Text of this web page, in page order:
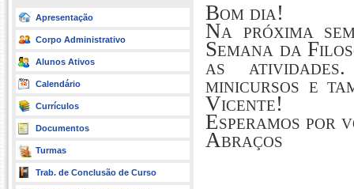
Apresentação
Corpo Administrativo
Alunos Ativos
Calendário
Currículos
Documentos
Turmas
Trab. de Conclusão de Curso
Bom dia!
Na próxima
Semana da
as
minicursos e
Vicente!
Esperamos por
Abraços